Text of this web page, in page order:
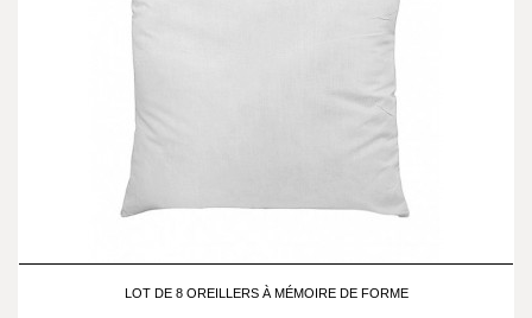
LOT DE 8 OREILLERS À MÉMOIRE DE FORME